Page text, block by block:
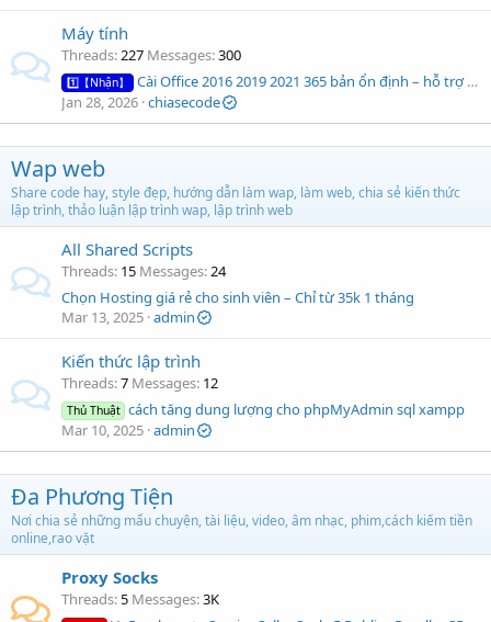
Máy tính
Threads 227 Messages 300
1️⃣【Nhận】
Cài Office 2016 2019 2021 365 bản ổn định – hỗ trợ từ xa
Jan 28, 2026 chiasecode
Wap web
Share code hay, style đẹp, hướng dẫn làm wap, làm web, chia sẻ kiến thức
lập trình, thảo luận lập trình wap, lập trình web
All Shared Scripts
Threads 15 Messages 24
Chọn Hosting giá rẻ cho sinh viên – Chỉ từ 35k 1 tháng
Mar 13, 2025 admin
Kiến thức lập trình
Threads 7 Messages 12
Thủ Thuật cách tăng dung lượng cho phpMyAdmin sql xampp
Mar 10, 2025 admin
Đa Phương Tiện
Nơi chia sẻ những mẩu chuyện, tài liệu, video, âm nhạc, phim,cách kiếm tiền
online,rao vặt
Proxy Socks
Threads 5 Messages 3K